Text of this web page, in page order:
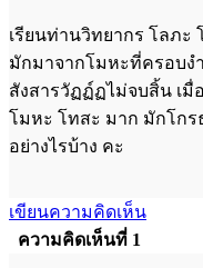
เรียนท่านวิทยากร โลภ
มักมาจากโมหะที่ครอบง
สังสารวัฏฏ์ฏไม่จบสิ้น เ
โมหะ โทสะ มาก มักโก
อย่างไรบ้าง คะ
เขียนความคิดเห็น
ความคิดเห็นที่ 1